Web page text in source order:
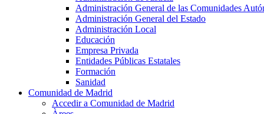
Administración General de las Comunidades
Administración General del Estado
Administración Local
Educación
Empresa Privada
Entidades Públicas Estatales
Formación
Sanidad
Comunidad de Madrid
Accedir a Comunidad de Madrid